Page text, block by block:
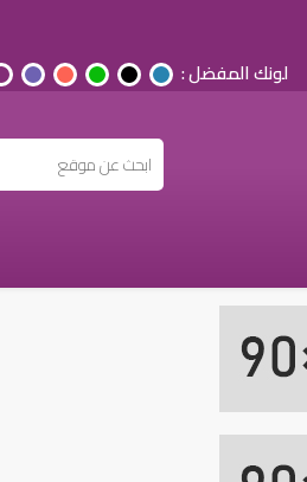
لونك المفضل :